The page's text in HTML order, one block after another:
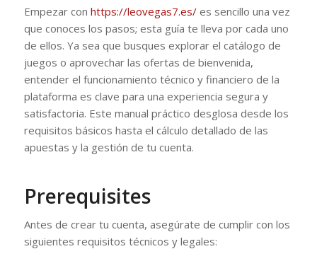
Empezar con https://leovegas7.es/es sencillo una vez
que conoces los pasos; esta guía te lleva por cada uno
de ellos. Ya sea que busques explorar el catálogo de
juegos o aprovechar las ofertas de bienvenida,
entender el funcionamiento técnico y financiero de la
plataforma es clave para una experiencia segura y
satisfactoria. Este manual práctico desglosa desde los
requisitos básicos hasta el cálculo detallado de las
apuestas y la gestión de tu cuenta.
Prerequisites
Antes de crear tu cuenta, asegúrate de cumplir con los
siguientes requisitos técnicos y legales: